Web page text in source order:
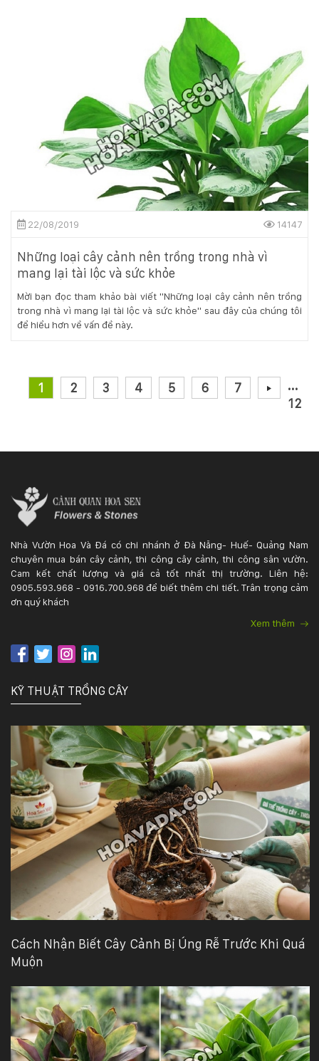
22/08/2019 14147
Những loại cây cảnh nên trồng trong nhà vì
mang lại tài lộc và sức khỏe
Mời bạn đọc tham khảo bài viết "Những loại cây cảnh nên trồng
trong nhà vì mang lại tài lộc và sức khỏe" sau đây của chúng tôi
để hiểu hơn về vấn đề này.
1 2 3 4 5 6 7
...
12
Nhà Vườn Hoa Và Đá có chi nhánh ở Đà Nẵng- Huế- Quảng Nam
chuyên mua bán cây cảnh, thi công cây cảnh, thi công sân vườn.
Cam kết chất lượng và giá cả tốt nhất thị trường. Liên hệ:
0905.593.968 - 0916.700.968 để biết thêm chi tiết. Trân trọng cảm
ơn quý khách
Xem thêm
KỸ THUẬT TRỒNG CÂY
Cách Nhận Biết Cây Cảnh Bị Úng Rễ Trước Khi Quá
Muộn